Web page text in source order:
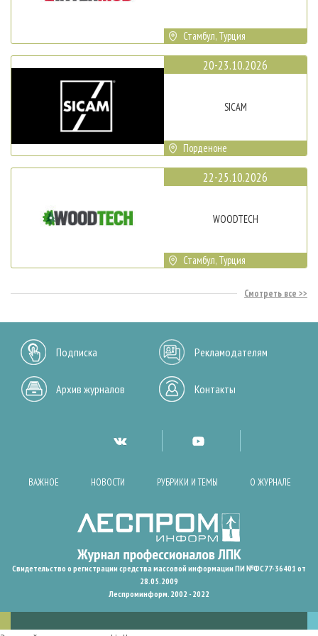
Стамбул, Турция
20-23.10.2026
SICAM
Порденоне
22-25.10.2026
WOODTECH
Стамбул, Турция
Смотреть все
Подписка Рекламодателям
Архив журналов Контакты
ВАЖНОЕ НОВОСТИ РУБРИКИ И ТЕМЫ О ЖУРНАЛЕ
Свидетельство о регистрации средства массовой информации ПИ №ФС77-36401 от
28.05.2009
Леспроминформ. 2002 - 2022